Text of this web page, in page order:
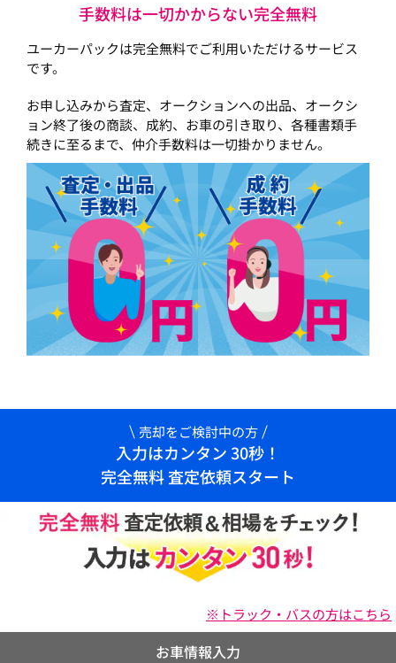
手数料は一切かからない完全無料
ユーカーパックは完全無料でご利用いただけるサービス
です。
お申し込みから査定、オークションへの出品、オークシ
ョン終了後の商談、成約、お車の引き取り、各種書類手
続きに至るまで、仲介手数料は一切掛かりません。
売却をご検討中の方
入力はカンタン 30秒！
完全無料 査定依頼スタート
※トラック・バスの方はこちら
お車情報入力